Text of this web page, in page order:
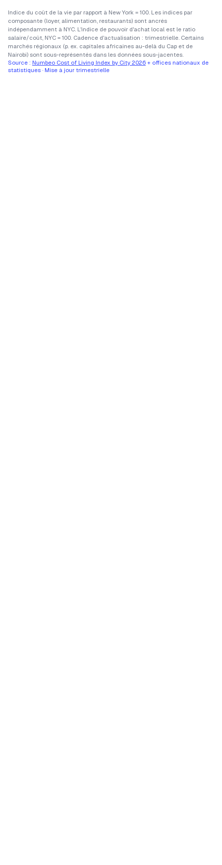
Indice du coût de la vie par rapport à New York = 100. Les indices par
composante (loyer, alimentation, restaurants) sont ancrés
indépendamment à NYC. L'indice de pouvoir d'achat local est le ratio
salaire/coût, NYC = 100. Cadence d'actualisation : trimestrielle. Certains
marchés régionaux (p. ex. capitales africaines au-delà du Cap et de
Nairobi) sont sous-représentés dans les données sous-jacentes.
Source : Numbeo Cost of Living Index by City 2026 + offices nationaux de
statistiques · Mise à jour trimestrielle